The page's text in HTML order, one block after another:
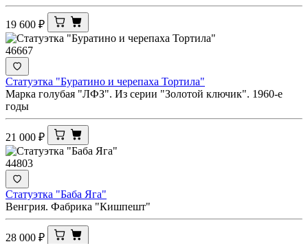
19 600 ₽
46667
Статуэтка "Буратино и черепаха Тортила"
Марка голубая "ЛФЗ". Из серии "Золотой ключик". 1960-е
годы
21 000 ₽
44803
Статуэтка "Баба Яга"
Венгрия. Фабрика "Кишпешт"
28 000 ₽